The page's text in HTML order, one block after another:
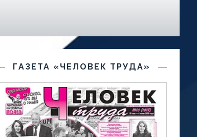
ГАЗЕТА «ЧЕЛОВЕК ТРУДА»